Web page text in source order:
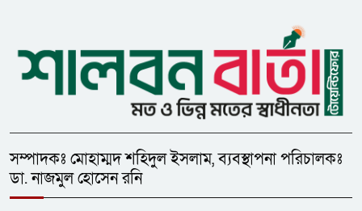
সহযোগিতা চাইলেন সাইফুল ইসলাম
সম্পাদকঃ মোহাম্মদ শহিদুল ইসলাম, ব্যবস্থাপনা পরিচালকঃ
ডা. নাজমুল হোসেন রনি